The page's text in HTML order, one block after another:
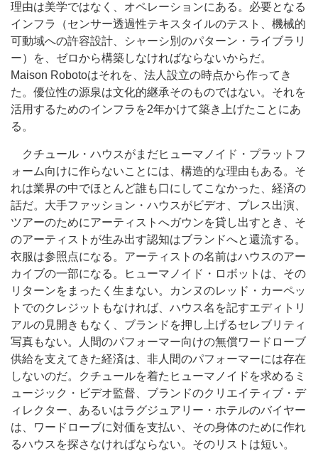
理由は美学ではなく、オペレーションにある。必要となる
インフラ（センサー透過性テキスタイルのテスト、機械的
可動域への許容設計、シャーシ別のパターン・ライブラリ
ー）を、ゼロから構築しなければならないからだ。
Maison Robotoはそれを、法人設立の時点から作ってき
た。優位性の源泉は文化的継承そのものではない。それを
活用するためのインフラを2年かけて築き上げたことにあ
る。
クチュール・ハウスがまだヒューマノイド・プラットフ
ォーム向けに作らないことには、構造的な理由もある。そ
れは業界の中でほとんど誰も口にしてこなかった、経済の
話だ。大手ファッション・ハウスがビデオ、プレス出演、
ツアーのためにアーティストへガウンを貸し出すとき、そ
のアーティストが生み出す認知はブランドへと還流する。
衣服は参照点になる。アーティストの名前はハウスのアー
カイブの一部になる。ヒューマノイド・ロボットは、その
リターンをまったく生まない。カンヌのレッド・カーペッ
トでのクレジットもなければ、ハウス名を記すエディトリ
アルの見開きもなく、ブランドを押し上げるセレブリティ
写真もない。人間のパフォーマー向けの無償ワードローブ
供給を支えてきた経済は、非人間のパフォーマーには存在
しないのだ。クチュールを着たヒューマノイドを求めるミ
ュージック・ビデオ監督、ブランドのクリエイティブ・デ
ィレクター、あるいはラグジュアリー・ホテルのバイヤー
は、ワードローブに対価を支払い、その身体のために作れ
るハウスを探さなければならない。そのリストは短い。